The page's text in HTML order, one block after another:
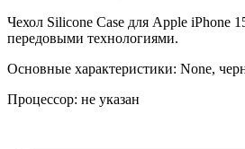
Чехол Silicone Case для Apple iPhone
передовыми технологиями.
Основные характеристики: None,
Процессор: не указан